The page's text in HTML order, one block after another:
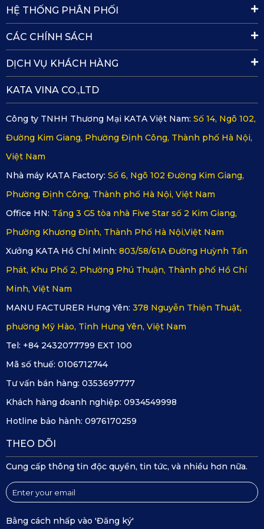
Thiết kế vừa khít đảm bảo an toàn khi sử dụng
✔️ Tháo lắp, vệ sinh dễ dàng
bụi để loại bỏ hoàn toàn cát bẩn đọng lại ở thảm. Bên cạnh
đó, thảm lót sàn ô tô tải Thaco TF450V cũng sở hữu tốc độ
phơi khô rất nhanh. Vì vậy, nếu tài xế có ý định dọn rửa thì
cũng không tốn quá nhiều thời gian đợi thảm khô hẳn.
✔️ Bảng màu đa dạng, phong phú
Thảm sàn ô tô KATA sở hữu tới 6 màu khác nhau giúp cho
tài xế dễ dàng lựa chọn tone màu yêu thích cũng như thiết
kế phù hợp với nội thất xe.
Xem ngayThảm lót sàn ô tô tải Thaco Frontier TF2800
Các bước vệ sinh thảm KATA cho
HỆ THỐNG PHÂN PHỐI
CÁC CHÍNH SÁCH
DỊCH VỤ KHÁCH HÀNG
KATA VINA CO.,LTD
Công ty TNHH Thương Mại KATA Việt Nam: Số 14, Ngõ 102,
Đường Kim Giang, Phường Định Công, Thành phố Hà Nội,
Việt Nam
Nhà máy KATA Factory: Số 6, Ngõ 102 Đường Kim Giang,
Phường Định Công, Thành phố Hà Nội, Việt Nam
Office HN: Tầng 3 G5 tòa nhà Five Star số 2 Kim Giang,
Phường Khương Đình, Thành Phố Hà Nội,Việt Nam
Xưởng KATA Hồ Chí Minh: 803/58/61A Đường Huỳnh Tấn
Phát, Khu Phố 2, Phường Phú Thuận, Thành phố Hồ Chí
Minh, Việt Nam
MANU FACTURER Hưng Yên: 378 Nguyễn Thiện Thuật,
phường Mỹ Hào, Tỉnh Hưng Yên, Việt Nam
Tel: +84 2432077799 EXT 100
Mã số thuế: 0106712744
Tư vấn bán hàng: 0353697777
Khách hàng doanh nghiệp: 0934549998
Hotline bảo hành: 0976170259
THEO DÕI
Cung cấp thông tin độc quyền, tin tức, và nhiều hơn nữa.
Bằng cách nhấp vào 'Đăng ký'